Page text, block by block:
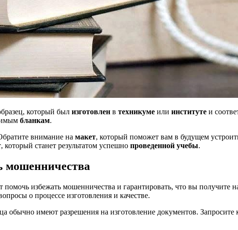
который был изготовлен в техникуме или институте и
бланкам.
внимание на макет, который поможет вам в будущем
, который станет результатом успешно проведенной учебы.
мошенничества
избежать мошенничества и гарантировать, что вы получите
о процессе изготовления и качестве.
имеют разрешения на изготовление документов. Запросите